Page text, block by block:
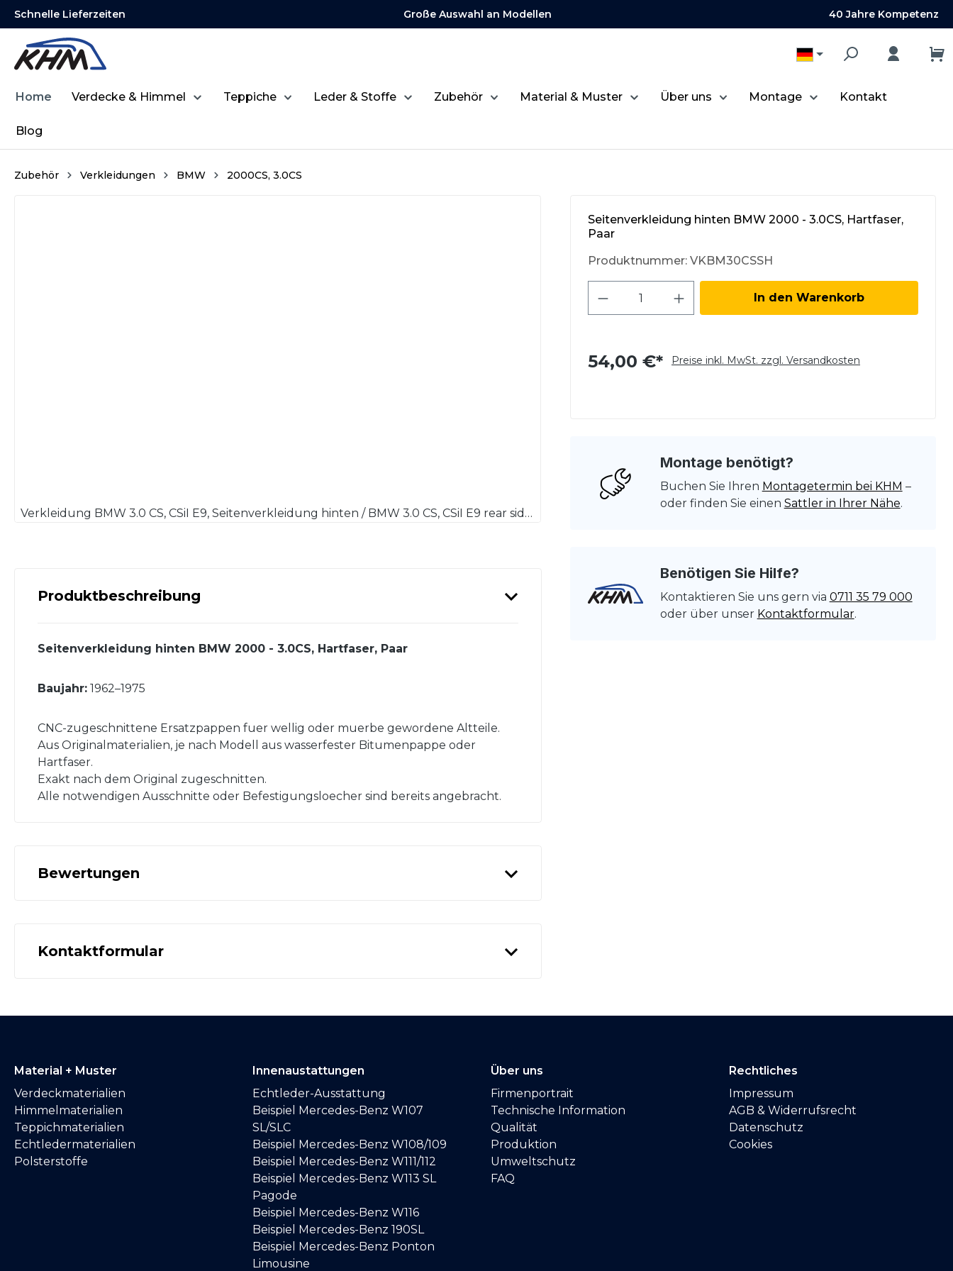
Zur Hauptnavigation springen
Schnelle Lieferzeiten Große Auswahl an Modellen 40 Jahre Kompetenz
Home Verdecke & Himmel Teppiche Leder & Stoffe Zubehör Material & Muster Über uns Montage Kontakt
Blog
Zubehör Verkleidungen BMW 2000CS, 3.0CS
Verkleidung BMW 3.0 CS, CSiI E9, Seitenverkleidung hinten / BMW 3.0 CS, CSiI E9 rear side panel
Seitenverkleidung hinten BMW 2000 - 3.0CS, Hartfaser,
Paar
Produktnummer: VKBM30CSSH
Produkt Anzahl: Gib den gewünschten
In den Warenkorb
54,00 €* Preise inkl. MwSt. zzgl. Versandkosten
Montage benötigt?
Buchen Sie Ihren Montagetermin bei KHM –
oder finden Sie einen Sattler in Ihrer Nähe.
Benötigen Sie Hilfe?
Kontaktieren Sie uns gern via 0711 35 79 000
oder über unser Kontaktformular.
Produktbeschreibung
Seitenverkleidung hinten BMW 2000 - 3.0CS, Hartfaser, Paar
Baujahr: 1962–1975
CNC-zugeschnittene Ersatzpappen fuer wellig oder muerbe gewordene Altteile.
Aus Originalmaterialien, je nach Modell aus wasserfester Bitumenpappe oder
Hartfaser.
Exakt nach dem Original zugeschnitten.
Alle notwendigen Ausschnitte oder Befestigungsloecher sind bereits angebracht.
Bewertungen
Kontaktformular
Material + Muster
Verdeckmaterialien
Himmelmaterialien
Teppichmaterialien
Echtledermaterialien
Polsterstoffe
Innenaustattungen
Echtleder-Ausstattung
Beispiel Mercedes-Benz W107
SL/SLC
Beispiel Mercedes-Benz W108/109
Beispiel Mercedes-Benz W111/112
Beispiel Mercedes-Benz W113 SL
Pagode
Beispiel Mercedes-Benz W116
Beispiel Mercedes-Benz 190SL
Beispiel Mercedes-Benz Ponton
Limousine
Über uns
Firmenportrait
Technische Information
Qualität
Produktion
Umweltschutz
FAQ
Rechtliches
Impressum
AGB & Widerrufsrecht
Datenschutz
Cookies